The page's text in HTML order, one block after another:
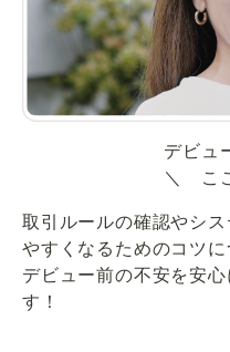
デビュ
＼ こ
取引ルールの確認やシ
やすくなるためのコツに
デビュー前の不安を安
す！